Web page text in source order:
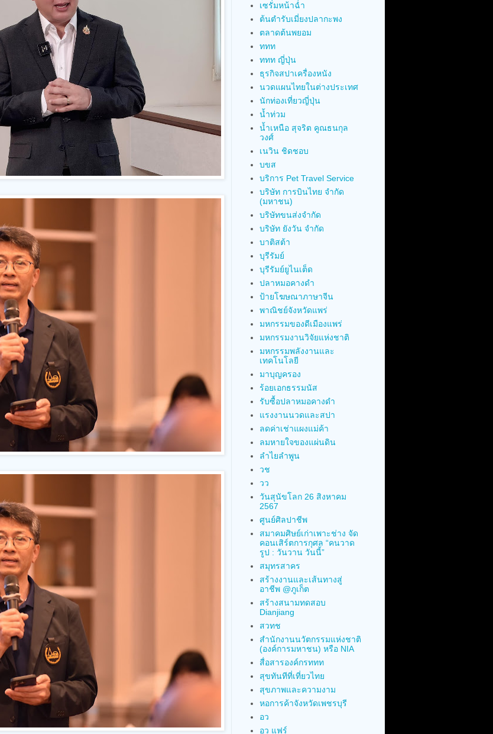
เซรั่มหน้าฉ่ำ
ต้นตำรับเมี่ยงปลากะพง
ตลาดต้นพยอม
ททท
ททท ญี่ปุ่น
ธุรกิจสปาเครื่องหนัง
นวดแผนไทยในต่างประเทศ
นักท่องเที่ยวญี่ปุ่น
น้ำท่วม
น้ำเหนือ สุจริต คูณธนกุล
วงศ์
เนวิน ชิดชอบ
บขส
บริการ Pet Travel Service
บริษัท การบินไทย จำกัด
(มหาชน)
บริษัทขนส่งจำกัด
บริษัท ยังวัน จำกัด
บาติสต้า
บุรีรัมย์
บุรีรัมย์ยูไนเต็ด
ปลาหมอคางดำ
ป้ายโฆษณาภาษาจีน
พาณิชย์จังหวัดแพร่
มหกรรมของดีเมืองแพร่
มหกรรมงานวิจัยแห่งชาติ
มหกรรมพลังงานและ
เทคโนโลยี
มาบุญครอง
ร้อยเอกธรรมนัส
รับซื้อปลาหมอคางดำ
แรงงานนวดและสปา
ลดค่าเช่าแผงแม่ค้า
ลมหายใจของแผ่นดิน
ลำไยลำพูน
วช
วว
วันสุนัขโลก 26 สิงหาคม
2567
ศูนย์ศิลปาชีพ
สมาคมศิษย์เก่าเพาะช่าง จัด
คอนเสิร์ตการกุศล “คนวาด
รูป : วันวาน วันนี้”
สมุทรสาคร
สร้างงานและเส้นทางสู่
อาชีพ @ภูเก็ต
สร้างสนามทดสอบ
Dianjiang
สวทช
สำนักงานนวัตกรรมแห่งชาติ
(องค์การมหาชน) หรือ NIA
สื่อสารองค์กรททท
สุขทันทีที่เที่ยวไทย
สุขภาพและความงาม
หอการค้าจังหวัดเพชรบุรี
อว
อว แฟร์